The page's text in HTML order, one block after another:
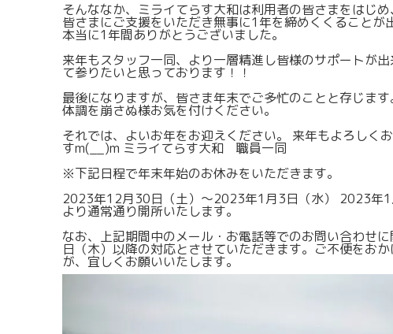
そんななか、ミライてらす大和は利用者の皆さまをはじ
皆さまにご支援をいただき無事に1年を締めくくることが
本当に1年間ありがとうございました。
来年もスタッフ一同、より一層精進し皆様のサポートが
て参りたいと思っております！！
最後になりますが、皆さま年末でご多忙のことと存じま
体調を崩さぬ様お気を付けください。
それでは、よいお年をお迎えください。 来年もよろしく
すm(__)m ミライてらす大和 職員一同
※下記日程で年末年始のお休みをいただきます。
2023年12月30日（土）～2023年1月3日（水） 2023年1
より通常通り開所いたします。
なお、上記期間中のメール・お電話等でのお問い合わせ
日（木）以降の対応とさせていただきます。ご不便をお
が、宜しくお願いいたします。